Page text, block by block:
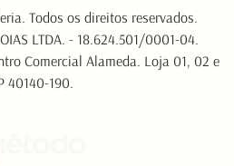
Todos os direitos reservados.
LTDA. - 18.624.501/0001-04.
Comercial Alameda. Loja 01, 02 e
40140-190.